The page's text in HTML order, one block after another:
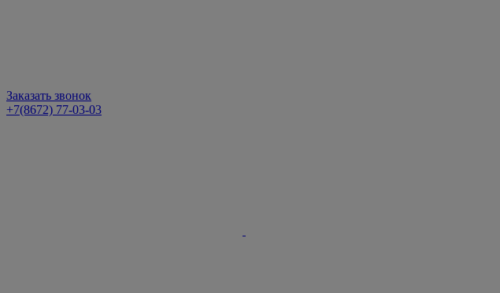
Заказать звонок
+7(8672) 77-03-03